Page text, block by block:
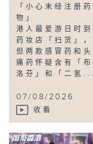
「小心未经注册药
物」
港人最爱游日时到
药妆店「扫货」，
但两款感冒药和头
痛药怀疑含有「布
洛芬」和「二氢...
07/08/2026
收看